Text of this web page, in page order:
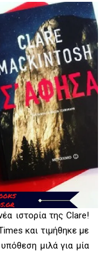
ιστορία της Clare!
και τιμήθηκε με
μιλά για μία